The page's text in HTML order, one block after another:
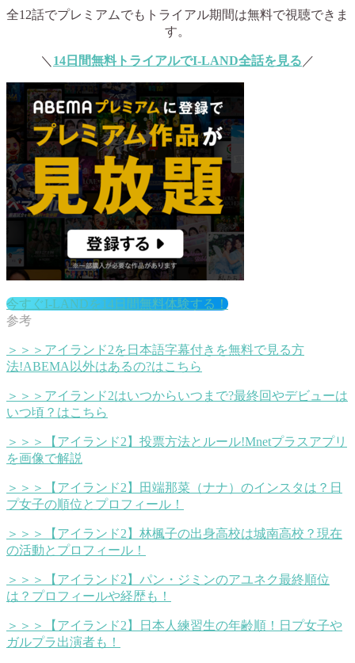
全12話でプレミアムでもトライアル期間は無料で視聴できま
す。
＼ 14日間無料トライアルでI-LAND全話を見る ／
今すぐI-LANDを14日間無料体験する！
＞＞＞アイランド2を日本語字幕付きを無料で見る方
法!ABEMA以外はあるの?はこちら
＞＞＞アイランド2はいつからいつまで?最終回やデビューは
いつ頃？はこちら
＞＞＞【アイランド2】投票方法とルール!Mnetプラスアプリ
を画像で解説
＞＞＞【アイランド2】田端那菜（ナナ）のインスタは？日
プ女子の順位とプロフィール！
＞＞＞【アイランド2】林楓子の出身高校は城南高校？現在
の活動とプロフィール！
＞＞＞【アイランド2】パン・ジミンのアユネク最終順位
は？プロフィールや経歴も！
＞＞＞【アイランド2】日本人練習生の年齢順！日プ女子や
ガルプラ出演者も！